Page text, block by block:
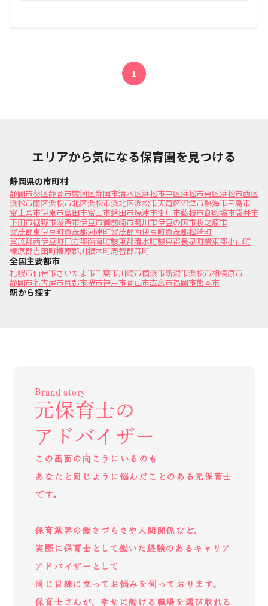
1
エリアから気になる保育園を見つける
静岡県の市町村
静岡市葵区静岡市駿河区静岡市清水区浜松市中区浜松市東区浜松市西区
浜松市南区浜松市北区浜松市浜北区浜松市天竜区沼津市熱海市三島市
富士宮市伊東市島田市富士市磐田市焼津市掛川市藤枝市御殿場市袋井市
下田市裾野市湖西市伊豆市御前崎市菊川市伊豆の国市牧之原市
賀茂郡東伊豆町賀茂郡河津町賀茂郡南伊豆町賀茂郡松崎町
賀茂郡西伊豆町田方郡函南町駿東郡清水町駿東郡長泉町駿東郡小山町
榛原郡吉田町榛原郡川根本町周智郡森町
全国主要都市
札幌市仙台市さいたま市千葉市川崎市横浜市新潟市浜松市相模原市
静岡市名古屋市京都市堺市神戸市岡山市広島市福岡市熊本市
駅から探す
Brand story
元保育士の
アドバイザー
この画面の向こうにいるのも
あなたと同じように悩んだことのある元保育士
です。
保育業界の働きづらさや人間関係など、
実際に保育士として働いた経験のあるキャリア
アドバイザーとして
同じ目線に立ってお悩みを伺っております。
保育士さんが、幸せに働ける職場を選び取れる